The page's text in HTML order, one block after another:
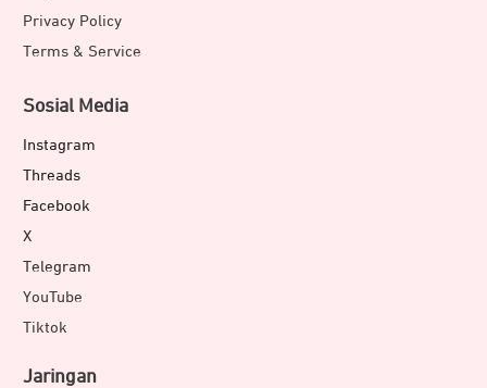
Privacy Policy
Terms & Service
Sosial Media
Instagram
Threads
Facebook
X
Telegram
YouTube
Tiktok
Jaringan